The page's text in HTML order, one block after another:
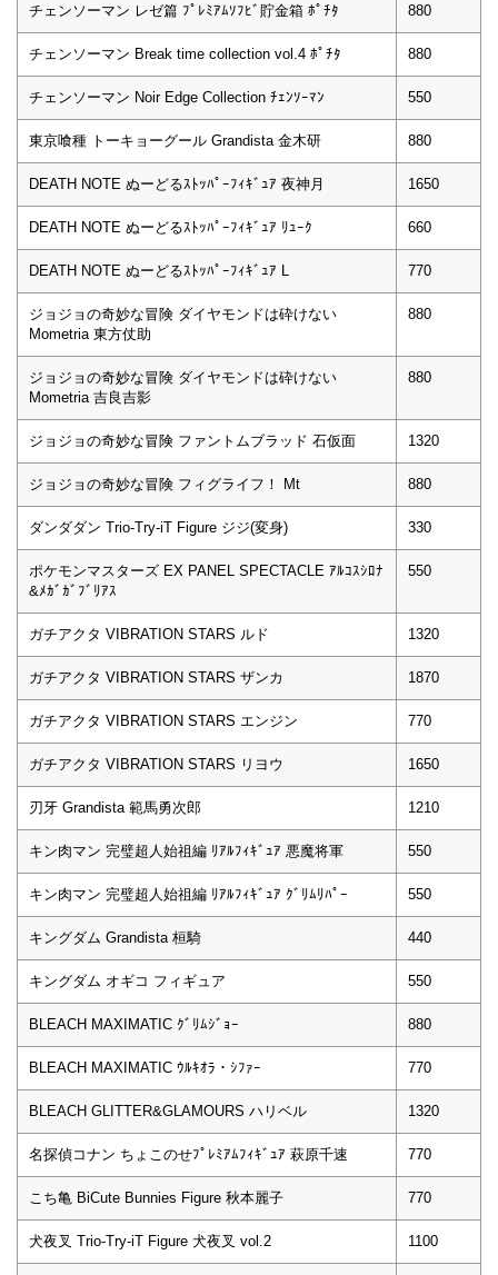
チェンソーマン レゼ篇 ﾌﾟﾚﾐｱﾑｿﾌﾋﾞ貯金箱 ﾎﾟﾁﾀ 880
チェンソーマン Break time collection vol.4 ﾎﾟﾁﾀ 880
チェンソーマン Noir Edge Collection ﾁｪﾝｿｰﾏﾝ 550
東京喰種 トーキョーグール Grandista 金木研 880
DEATH NOTE ぬーどるｽﾄｯﾊﾟｰﾌｨｷﾞｭｱ 夜神月 1650
DEATH NOTE ぬーどるｽﾄｯﾊﾟｰﾌｨｷﾞｭｱ ﾘｭｰｸ 660
DEATH NOTE ぬーどるｽﾄｯﾊﾟｰﾌｨｷﾞｭｱ L 770
ジョジョの奇妙な冒険 ダイヤモンドは砕けない
Mometria 東方仗助
880
ジョジョの奇妙な冒険 ダイヤモンドは砕けない
Mometria 吉良吉影
880
ジョジョの奇妙な冒険 ファントムブラッド 石仮面 1320
ジョジョの奇妙な冒険 フィグライフ！ Mt 880
ダンダダン Trio-Try-iT Figure ジジ(変身) 330
ポケモンマスターズ EX PANEL SPECTACLE ｱﾙｺｽｼﾛﾅ
&ﾒｶﾞｶﾞﾌﾞﾘｱｽ
550
ガチアクタ VIBRATION STARS ルド 1320
ガチアクタ VIBRATION STARS ザンカ 1870
ガチアクタ VIBRATION STARS エンジン 770
ガチアクタ VIBRATION STARS リヨウ 1650
刃牙 Grandista 範馬勇次郎 1210
キン肉マン 完璧超人始祖編 ﾘｱﾙﾌｨｷﾞｭｱ 悪魔将軍 550
キン肉マン 完璧超人始祖編 ﾘｱﾙﾌｨｷﾞｭｱ ｸﾞﾘﾑﾘﾊﾟｰ 550
キングダム Grandista 桓騎 440
キングダム オギコ フィギュア 550
BLEACH MAXIMATIC ｸﾞﾘﾑｼﾞｮｰ 880
BLEACH MAXIMATIC ｳﾙｷｵﾗ・ｼﾌｧｰ 770
BLEACH GLITTER&GLAMOURS ハリベル 1320
名探偵コナン ちょこのせﾌﾟﾚﾐｱﾑﾌｨｷﾞｭｱ 萩原千速 770
こち亀 BiCute Bunnies Figure 秋本麗子 770
犬夜叉 Trio-Try-iT Figure 犬夜叉 vol.2 1100